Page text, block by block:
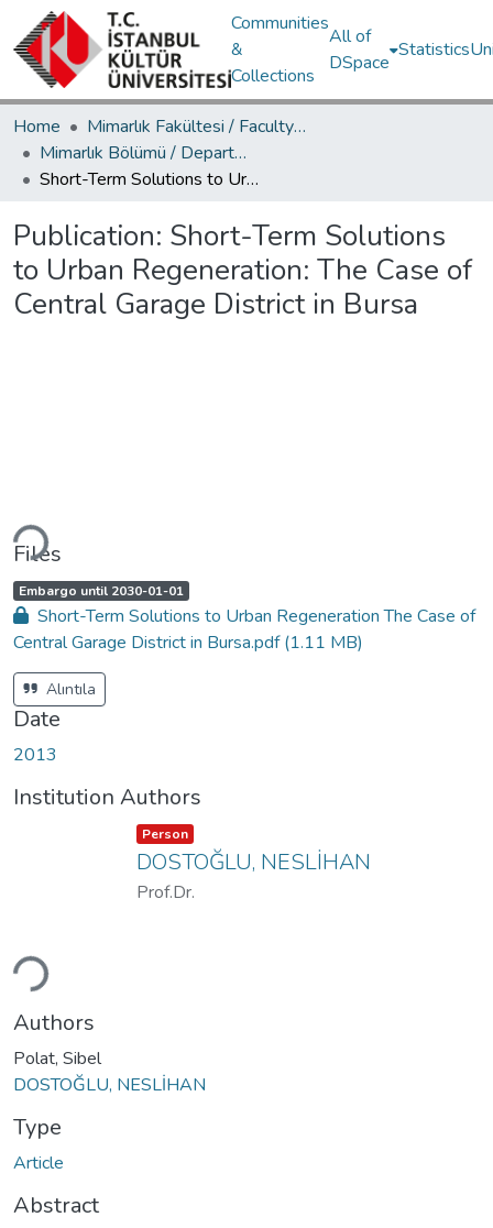
Communities
&
Collections
All of
DSpace
Statistics
Home
Mimarlık Fakültesi / Faculty of Architecture
Mimarlık Bölümü / Department of Architecture
Short-Term Solutions to Urban Regeneration: The Case of Central Garage District in Bursa
Publication: Short-Term Solutions
to Urban Regeneration: The Case of
Central Garage District in Bursa
Loading...
Files
A
c
c
e
s
s
a
t
u
:
Embargo until 2030-01-01,
Short-Term Solutions to Urban Regeneration The Case of
Central Garage District in Bursa.pdf(1.11 MB)
Alıntıla
Date
2013
Institution Authors
Loading...
Item type:
Person ,
DOSTOĞLU, NESLİHAN
Prof.Dr.
Authors
Polat, Sibel
DOSTOĞLU, NESLİHAN
Type
Article
Abstract